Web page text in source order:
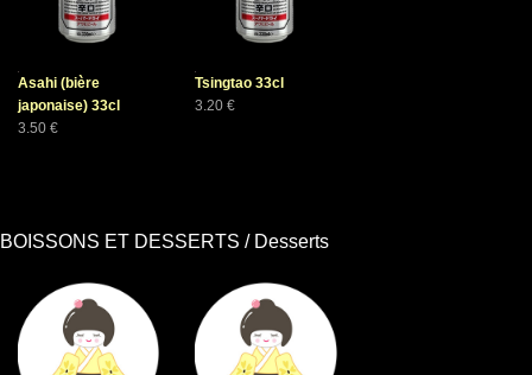
Asahi (bière
japonaise) 33cl
3.50 €
Tsingtao 33cl
3.20 €
BOISSONS ET DESSERTS / Desserts